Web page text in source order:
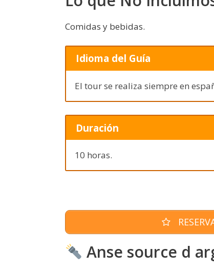
Comidas y bebidas.
Idioma del Guía
El tour se realiza siempre en
Duración
10 horas.
Anse source d